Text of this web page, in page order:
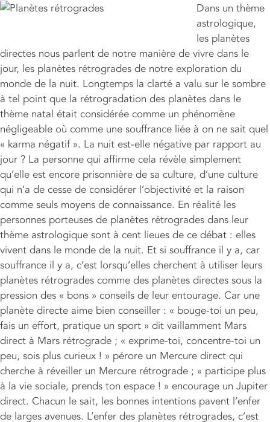
Dans un thème
astrologique,
les planètes
directes nous parlent de notre manière de vivre dans le
jour, les planètes rétrogrades de notre exploration du
monde de la nuit. Longtemps la clarté a valu sur le sombre
à tel point que la rétrogradation des planètes dans le
thème natal était considérée comme un phénomène
négligeable où comme une souffrance liée à on ne sait quel
« karma négatif ». La nuit est-elle négative par rapport au
jour ? La personne qui affirme cela révèle simplement
qu’elle est encore prisonnière de sa culture, d’une culture
qui n’a de cesse de considérer l’objectivité et la raison
comme seuls moyens de connaissance. En réalité les
personnes porteuses de planètes rétrogrades dans leur
thème astrologique sont à cent lieues de ce débat : elles
vivent dans le monde de la nuit. Et si souffrance il y a, car
souffrance il y a, c’est lorsqu’elles cherchent à utiliser leurs
planètes rétrogrades comme des planètes directes sous la
pression des « bons » conseils de leur entourage. Car une
planète directe aime bien conseiller : « bouge-toi un peu,
fais un effort, pratique un sport » dit vaillamment Mars
direct à Mars rétrograde ; « exprime-toi, concentre-toi un
peu, sois plus curieux ! » pérore un Mercure direct qui
cherche à réveiller un Mercure rétrograde ; « participe plus
à la vie sociale, prends ton espace ! » encourage un Jupiter
direct. Chacun le sait, les bonnes intentions pavent l’enfer
de larges avenues. L’enfer des planètes rétrogrades, c’est